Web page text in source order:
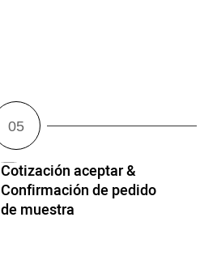
Cotización aceptar &
Confirmación de pedido
de muestra